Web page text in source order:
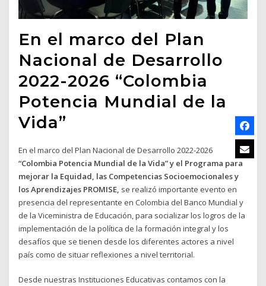
En el marco del Plan
Nacional de Desarrollo
2022-2026 “Colombia
Potencia Mundial de la
Vida”
En el marco del Plan Nacional de Desarrollo 2022-2026
“Colombia Potencia Mundial de la Vida” y el Programa para
mejorar la Equidad, las Competencias Socioemocionales y
los Aprendizajes PROMISE, se realizó importante evento en
presencia del representante en Colombia del Banco Mundial y
de la Viceministra de Educación, para socializar los logros de la
implementación de la política de la formación integral y los
desafíos que se tienen desde los diferentes actores a nivel
país como de situar reflexiones a nivel territorial.
Desde nuestras Instituciones Educativas contamos con la